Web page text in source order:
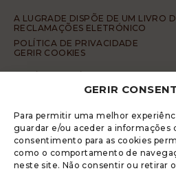
GERIR
Para permitir uma melhor
guardar e/ou aceder a informações
consentimento para as cookies
como o comportamento de
neste site. Não consentir ou retirar
A LUGRADE DISPÕE DE UM LIVRO
RECLAMAÇÕES ELETRÓNICO
POLÍTICA DE PRIVACIDADE
GERIR COOKIES
CÓDIGO DE CONDUTA DA DENÚNCIA
© 2017 Rui Veríssimo Design